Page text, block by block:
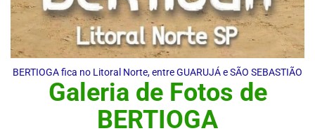
BERTIOGA fica no Litoral Norte, entre GUARUJÁ e SÃO SEBASTIÃO
Galeria de Fotos de
BERTIOGA